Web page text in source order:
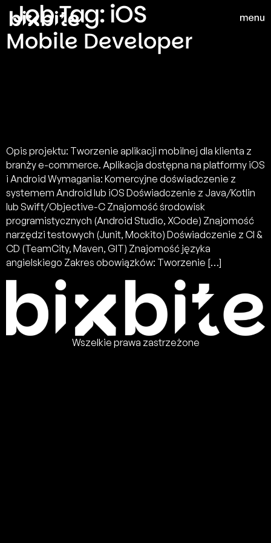
Job Tag:iOS
Mobile Developer
Opis projektu: Tworzenie aplikacji mobilnej dla klienta z
branży e-commerce. Aplikacja dostępna na platformy iOS
i Android Wymagania: Komercyjne doświadczenie z
systemem Android lub iOS Doświadczenie z Java/Kotlin
lub Swift/Objective-C Znajomość środowisk
programistycznych (Android Studio, XCode) Znajomość
narzędzi testowych (Junit, Mockito) Doświadczenie z CI &
CD (TeamCity, Maven, GIT) Znajomość języka
angielskiego Zakres obowiązków: Tworzenie […]
Wszelkie prawa zastrzeżone